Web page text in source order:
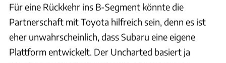
Für eine Rückkehr ins B-Segment könnte die
Partnerschaft mit Toyota hilfreich sein, denn es ist
eher unwahrscheinlich, dass Subaru eine eigene
Plattform entwickelt. Der Uncharted basiert ja